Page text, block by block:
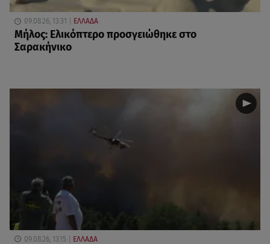
09.08.26, 13:31 ΕΛΛΑΔΑ
Μήλος: Ελικόπτερο προσγειώθηκε στο
Σαρακήνικο
09.08.26, 13:15 ΕΛΛΑΔΑ